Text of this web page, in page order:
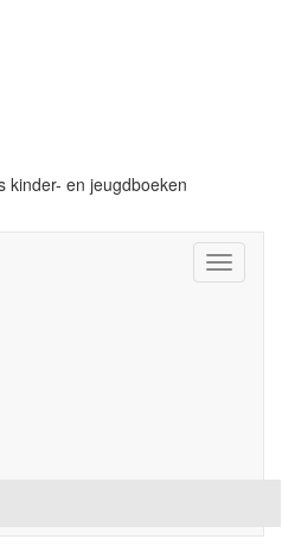
kinder- en jeugdboeken
wisselen